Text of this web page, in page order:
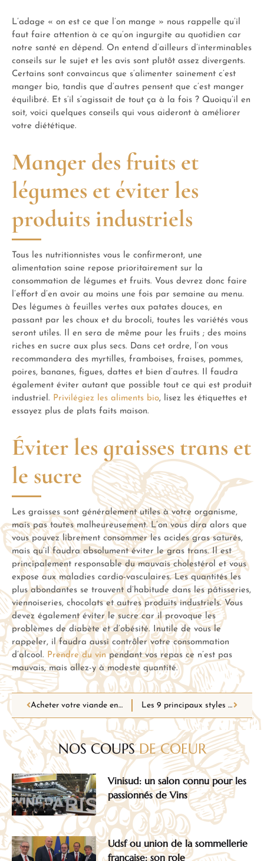
L’adage « on est ce que l’on mange » nous rappelle qu’il
faut faire attention à ce qu’on ingurgite au quotidien car
notre santé en dépend. On entend d’ailleurs d’interminables
conseils sur le sujet et les avis sont plutôt assez divergents.
Certains sont convaincus que s’alimenter sainement c’est
manger bio, tandis que d’autres pensent que c’est manger
équilibré. Et s’il s’agissait de tout ça à la fois ? Quoiqu’il en
soit, voici quelques conseils qui vous aideront à améliorer
votre diététique.
Manger des fruits et
légumes et éviter les
produits industriels
Tous les nutritionnistes vous le confirmeront, une
alimentation saine repose prioritairement sur la
consommation de légumes et fruits. Vous devrez donc faire
l’effort d’en avoir au moins une fois par semaine au menu.
Des légumes à feuilles vertes aux patates douces, en
passant par les choux et du brocoli, toutes les variétés vous
seront utiles. Il en sera de même pour les fruits ; des moins
riches en sucre aux plus secs. Dans cet ordre, l’on vous
recommandera des myrtilles, framboises, fraises, pommes,
poires, bananes, figues, dattes et bien d’autres. Il faudra
également éviter autant que possible tout ce qui est produit
industriel. Privilégiez les aliments bio, lisez les étiquettes et
essayez plus de plats faits maison.
Éviter les graisses trans et
le sucre
Les graisses sont généralement utiles à votre organisme,
mais pas toutes malheureusement. L’on vous dira alors que
vous pouvez librement consommer les acides gras saturés,
mais qu’il faudra absolument éviter le gras trans. Il est
principalement responsable du mauvais cholestérol et vous
expose aux maladies cardio-vasculaires. Les quantités les
plus abondantes se trouvent d’habitude dans les pâtisseries,
viennoiseries, chocolats et autres produits industriels. Vous
devez également éviter le sucre car il provoque les
problèmes de diabète et d’obésité. Inutile de vous le
rappeler, il faudra aussi contrôler votre consommation
d’alcool. Prendre du vinpendant vos repas ce n’est pas
mauvais, mais allez-y à modeste quantité.
Acheter votre viande en ligne Les 9 principaux styles de vin
NOS COUPSDE COEUR
Vinisud: un salon connu pour les
passionnés de Vins
Udsf ou union de la sommellerie
française: son role